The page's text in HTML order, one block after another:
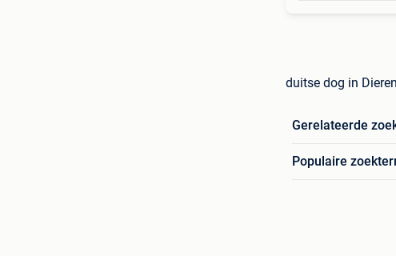
duitse dog in
Gerelateerde
Populaire